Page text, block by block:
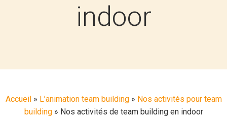
indoor
Accueil » L’animation team building » Nos activités pour team
building » Nos activités de team building en indoor